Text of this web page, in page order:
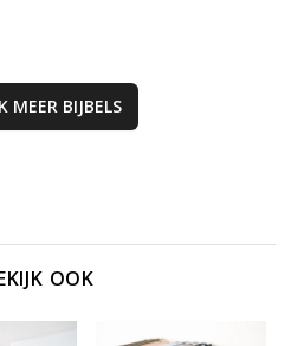
MEER BIJBELS
OOK